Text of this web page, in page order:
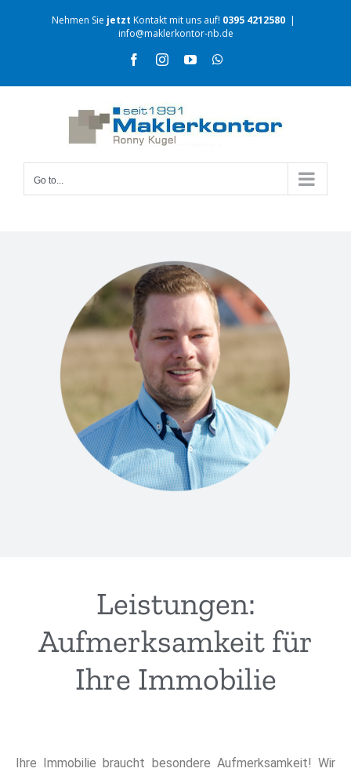
Nehmen Sie jetzt Kontakt mit uns auf! 0395 4212580 |
info@maklerkontor-nb.de
Go to...
Leistungen:
Aufmerksamkeit für
Ihre Immobilie
Ihre Immobilie braucht besondere Aufmerksamkeit! Wir